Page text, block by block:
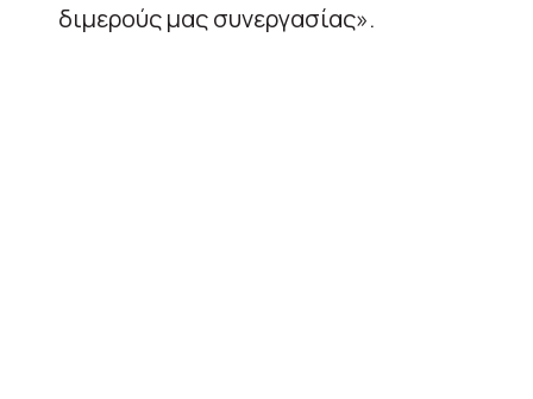
διμερούς μας συνεργασίας».